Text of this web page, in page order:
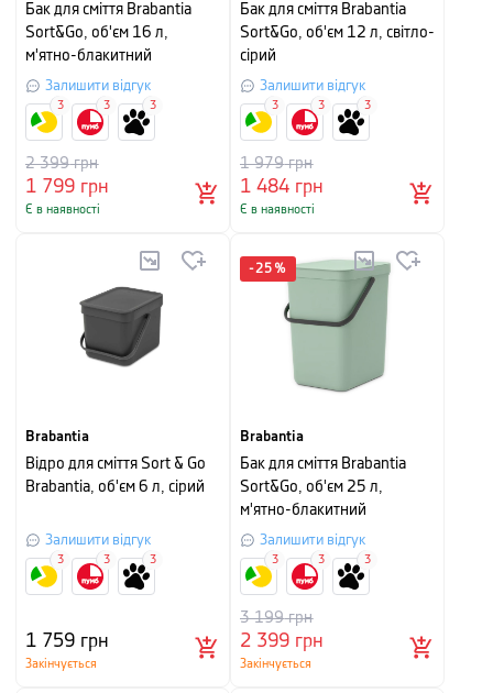
Бак для сміття Brabantia
Sort&Go, об'єм 16 л,
м'ятно-блакитний
Залишити відгук
1 799 грн
2 399грн
Є в наявності
3 3 3
Бак для сміття Brabantia
Sort&Go, об'єм 12 л, світло-
сірий
Залишити відгук
1 484 грн
1 979грн
Є в наявності
3 3 3
Brabantia
Відро для сміття Sort & Go
Brabantia, об'єм 6 л, сірий
Залишити відгук
1 759 грн
Закінчується
3 3 3
-25 %
Brabantia
Бак для сміття Brabantia
Sort&Go, об'єм 25 л,
м'ятно-блакитний
Залишити відгук
2 399 грн
3 199грн
Закінчується
3 3 3